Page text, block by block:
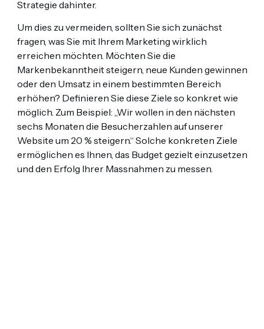
Strategie dahinter.
Um dies zu vermeiden, sollten Sie sich zunächst
fragen, was Sie mit Ihrem Marketing wirklich
erreichen möchten. Möchten Sie die
Markenbekanntheit steigern, neue Kunden gewinnen
oder den Umsatz in einem bestimmten Bereich
erhöhen? Definieren Sie diese Ziele so konkret wie
möglich. Zum Beispiel: „Wir wollen in den nächsten
sechs Monaten die Besucherzahlen auf unserer
Website um 20 % steigern.“ Solche konkreten Ziele
ermöglichen es Ihnen, das Budget gezielt einzusetzen
und den Erfolg Ihrer Massnahmen zu messen.